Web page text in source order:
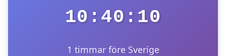
10:40:10
1 timmar före Sverige